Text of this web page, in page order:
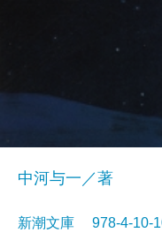
中河与一／著
新潮文庫 978-4-